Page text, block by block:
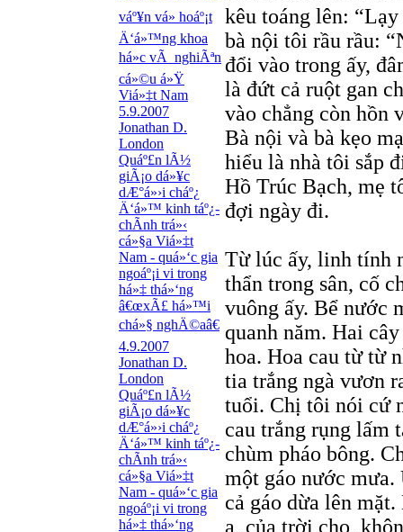
váº¥n vá» hoáº¡t
Ä‘á»™ng khoa
há»c vÃ nghiÃªn
cá»©u á»Ÿ
Viá»‡t Nam
5.9.2007
Jonathan D.
London
Quáº£n lÃ½
giÃ¡o dá»¥c
dÆ°á»›i cháº¿
Ä‘á»™ kinh táº¿-
chÃ­nh trá»‹
cá»§a Viá»‡t
Nam - quá»‘c gia
ngoáº¡i vi trong
há»‡ thá»‘ng
â€œxÃ£ há»™i
chá»§ nghÄ©aâ€
4.9.2007
Jonathan D.
London
Quáº£n lÃ½
giÃ¡o dá»¥c
dÆ°á»›i cháº¿
Ä‘á»™ kinh táº¿-
chÃ­nh trá»‹
cá»§a Viá»‡t
Nam - quá»‘c gia
ngoáº¡i vi trong
há»‡ thá»‘ng
kêu toáng lên:
bà nội tôi rầu rầu:
đổi vào trong ấy,
là đứt cả ruột gan
vào chẳng còn hồn
Bà nội và bà kẹo
hiểu là nhà tôi sắp
Hồ Trúc Bạch, mẹ
đợi ngày đi.
Từ lúc ấy, linh tính
thẩn trong sân, cố
vuông ấy. Bể nước
quanh năm. Hai
hoa. Hoa cau từ từ
tia trắng ngà vươn
tuổi. Chị tôi nói cứ
cau trắng rụng lấm
chùm pháo bông.
một gáo nước
cả gáo dừa lên
ạ, của trời cho,